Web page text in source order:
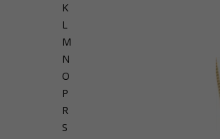
K
L
M
N
O
P
R
S